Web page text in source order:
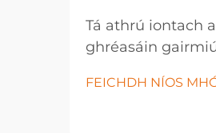
Tá athrú iontach
ghréasáin
soiléir muirníní ag
FEICHDH NÍOS